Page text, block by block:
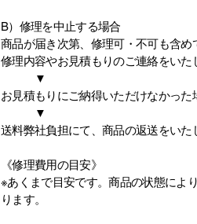
B）修理を中止する場合
商品が届き次第、修理可・不可も含め
修理内容やお見積もりのご連絡をいた
▼
お見積もりにご納得いただけなかった
▼
送料弊社負担にて、商品の返送をいた
《修理費用の目安》
※あくまで目安です。商品の状態によ
ります。